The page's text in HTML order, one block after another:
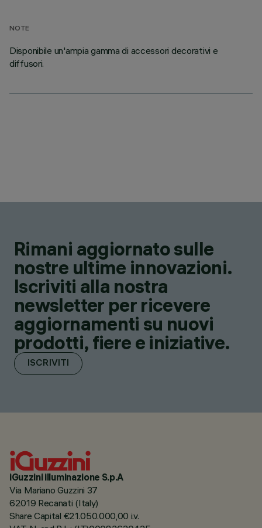
NOTE
Disponibile un'ampia gamma di accessori decorativi e
diffusori.
Rimani aggiornato sulle
nostre ultime innovazioni.
Iscriviti alla nostra
newsletter per ricevere
aggiornamenti su nuovi
prodotti, fiere e iniziative.
ISCRIVITI
iGuzzini illuminazione S.p.A
Via Mariano Guzzini 37
62019 Recanati (Italy)
Share Capital €21.050.000,00 i.v.